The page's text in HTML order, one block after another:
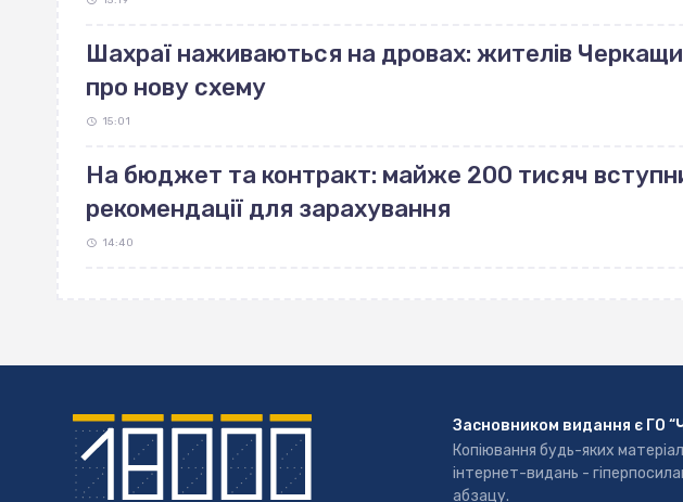
Шахраї наживаються на дровах: жителів
про нову схему
15:01
На бюджет та контракт: майже 200 тисяч
рекомендації для зарахування
14:40
Засновником видання є ГО
Копіювання будь-яких
інтернет-видань -
абзацу.